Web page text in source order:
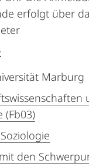
erfolgt über
Marburg
(Fb03)
den